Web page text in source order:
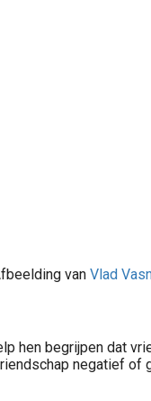
van Vlad
hen begrijpen dat
negatief